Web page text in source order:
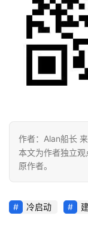
作者：Alan船长
本文为作者独立
原作者。
冷启动